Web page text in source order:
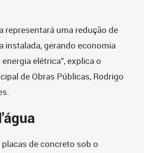
representará uma redução de
instalada, gerando economia
elétrica”, explica o
de Obras Públicas, Rodrigo
de concreto sob o